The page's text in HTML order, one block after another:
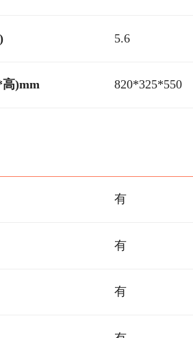
5.6
)mm 820*325*550
有
有
有